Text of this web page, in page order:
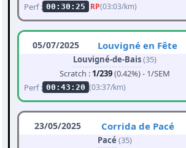
Perf : 00:30:25 RP(03:03/km)
05/07/2025 Louvigné en Fête
Louvigné-de-Bais(35)
Scratch : 1/239(0.42%) - 1/SEM
Perf : 00:43:20 (03:37/km)
23/05/2025 Corrida de Pacé
Pacé (35)